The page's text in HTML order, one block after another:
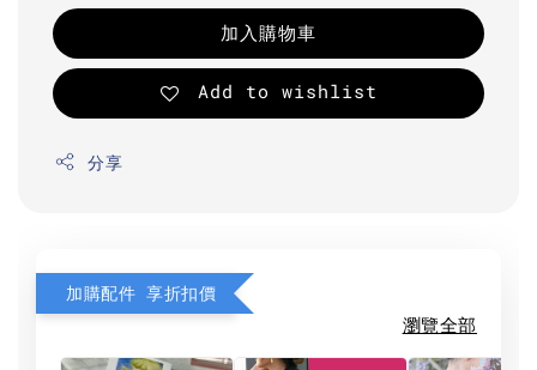
加入購物車
Add to wishlist
分享
加購配件 享折扣價
瀏覽全部